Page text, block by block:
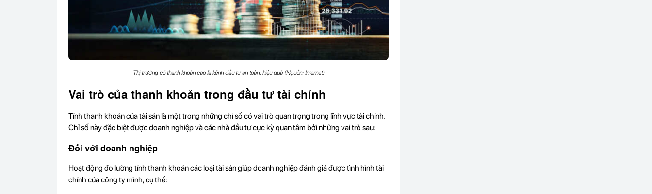
Thị trường có thanh khoản cao là kênh đầu tư an toàn, hiệu quả (Nguồn: Internet)
Vai trò của thanh khoản trong đầu tư tài chính
Tính thanh khoản của tài sản là một trong những chỉ số có vai trò quan trọng trong lĩnh vực tài chính.
Chỉ số này đặc biệt được doanh nghiệp và các nhà đầu tư cực kỳ quan tâm bởi những vai trò sau:
Đối với doanh nghiệp
Hoạt động đo lường tính thanh khoản các loại tài sản giúp doanh nghiệp đánh giá được tình hình tài
chính của công ty mình, cụ thể: